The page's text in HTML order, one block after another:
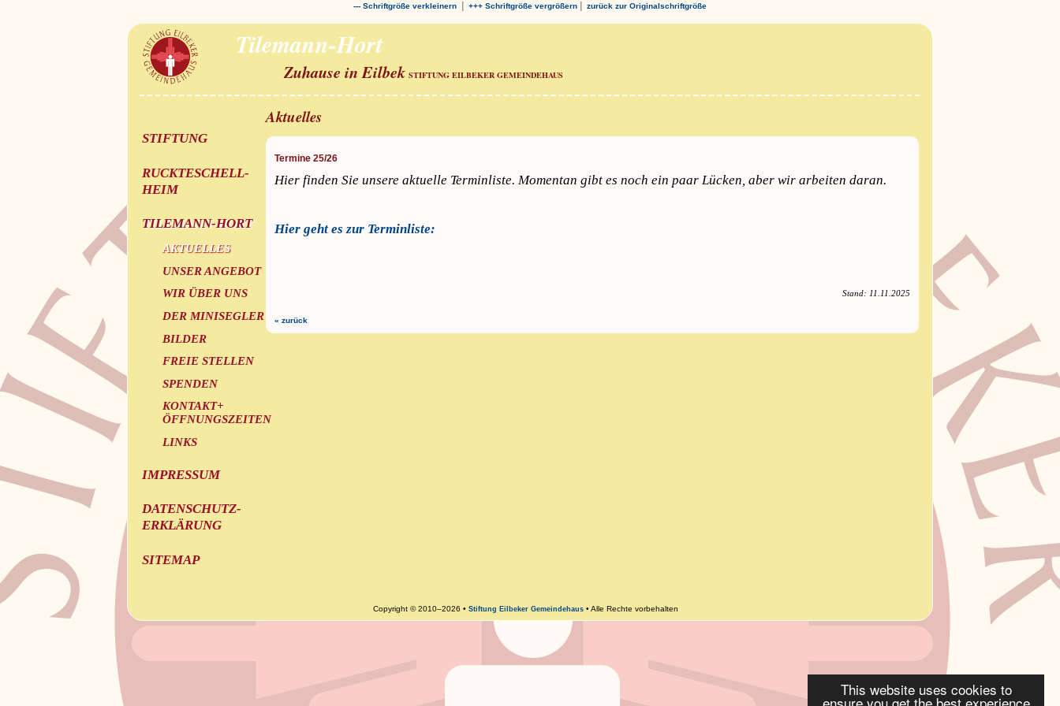
This website uses cookies to
--- Schriftgröße verkleinern | +++ Schriftgröße vergrößern | zurück zur Originalschriftgröße
Tilemann-Hort
Zuhause in Eilbek STIFTUNG EILBEKER GEMEINDEHAUS
STIFTUNG
RUCKTESCHELL-
HEIM
TILEMANN-HORT
AKTUELLES
UNSER ANGEBOT
WIR ÜBER UNS
DER MINISEGLER
BILDER
FREIE STELLEN
SPENDEN
KONTAKT+
ÖFFNUNGSZEITEN
LINKS
IMPRESSUM
DATENSCHUTZ-
ERKLÄRUNG
SITEMAP
Aktuelles
Termine 25/26
Hier finden Sie unsere aktuelle Terminliste. Momentan gibt es noch ein paar Lücken, aber wir arbeiten daran.
Hier geht es zur Terminliste:
Stand: 11.11.2025
« zurück
Copyright © 2010–2026 • Stiftung Eilbeker Gemeindehaus• Alle Rechte vorbehalten